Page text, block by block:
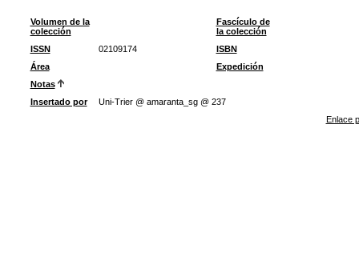
Volumen de la
colección
Fascículo de
la colección
ISSN
02109174
ISBN
Área
Expedición
Notas
Insertado por
Uni-Trier @ amaranta_sg @ 237
Enlace